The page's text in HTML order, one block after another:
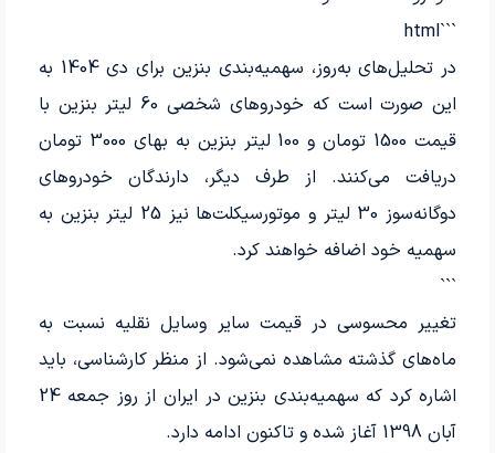
```html
در تحلیل‌های به‌روز، سهمیه‌بندی بنزین برای دی 1404 به
این صورت است که خودروهای شخصی 60 لیتر بنزین با
قیمت 1500 تومان و 100 لیتر بنزین به بهای 3000 تومان
دریافت می‌کنند. از طرف دیگر، دارندگان خودروهای
دوگانه‌سوز 30 لیتر و موتورسیکلت‌ها نیز 25 لیتر بنزین به
سهمیه خود اضافه خواهند کرد.
```
تغییر محسوسی در قیمت سایر وسایل نقلیه نسبت به
ماه‌های گذشته مشاهده نمی‌شود. از منظر کارشناسی، باید
اشاره کرد که سهمیه‌بندی بنزین در ایران از روز جمعه 24
آبان 1398 آغاز شده و تاکنون ادامه دارد.